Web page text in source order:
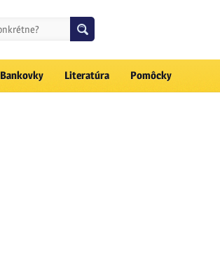
Bankovky Literatúra Pomôcky